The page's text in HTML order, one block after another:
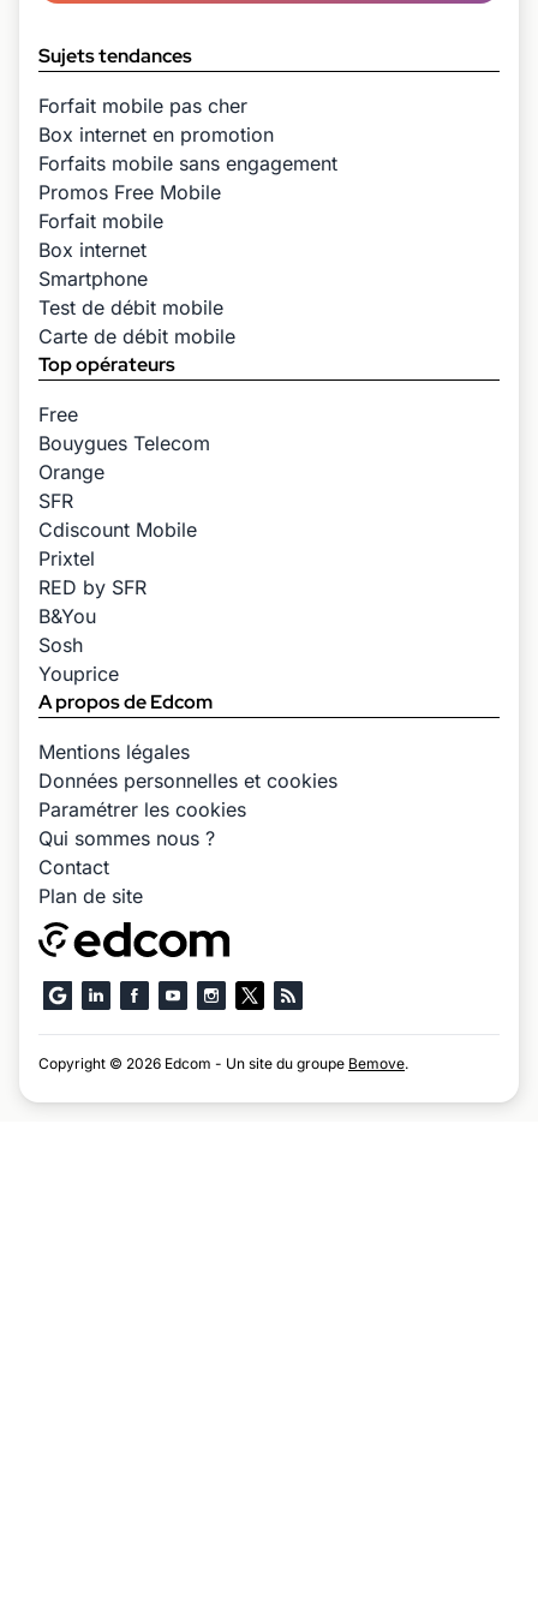
Sujets tendances
Forfait mobile pas cher
Box internet en promotion
Forfaits mobile sans engagement
Promos Free Mobile
Forfait mobile
Box internet
Smartphone
Test de débit mobile
Carte de débit mobile
Top opérateurs
Free
Bouygues Telecom
Orange
SFR
Cdiscount Mobile
Prixtel
RED by SFR
B&You
Sosh
Youprice
A propos de Edcom
Mentions légales
Données personnelles et cookies
Paramétrer les cookies
Qui sommes nous ?
Contact
Plan de site
Copyright © 2026 Edcom - Un site du groupe Bemove.